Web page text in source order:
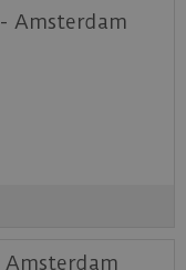
Amsterdam